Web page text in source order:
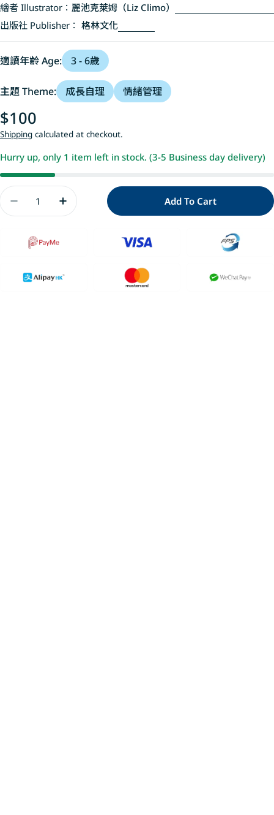
繪者 Illustrator： 麗池克萊姆（Liz Climo）
出版社 Publisher： 格林文化
適讀年齡 Age: 3 - 6歲
主題 Theme: 成長自理 情緒管理
Regular
price
$100
Shipping calculated at checkout.
Hurry up, only 1 item left in stock. (3-5 Business day delivery)
Decrease Quantity For 第一天上學好緊張
Increase Quantity For 第一天上學好緊張
Add To Cart